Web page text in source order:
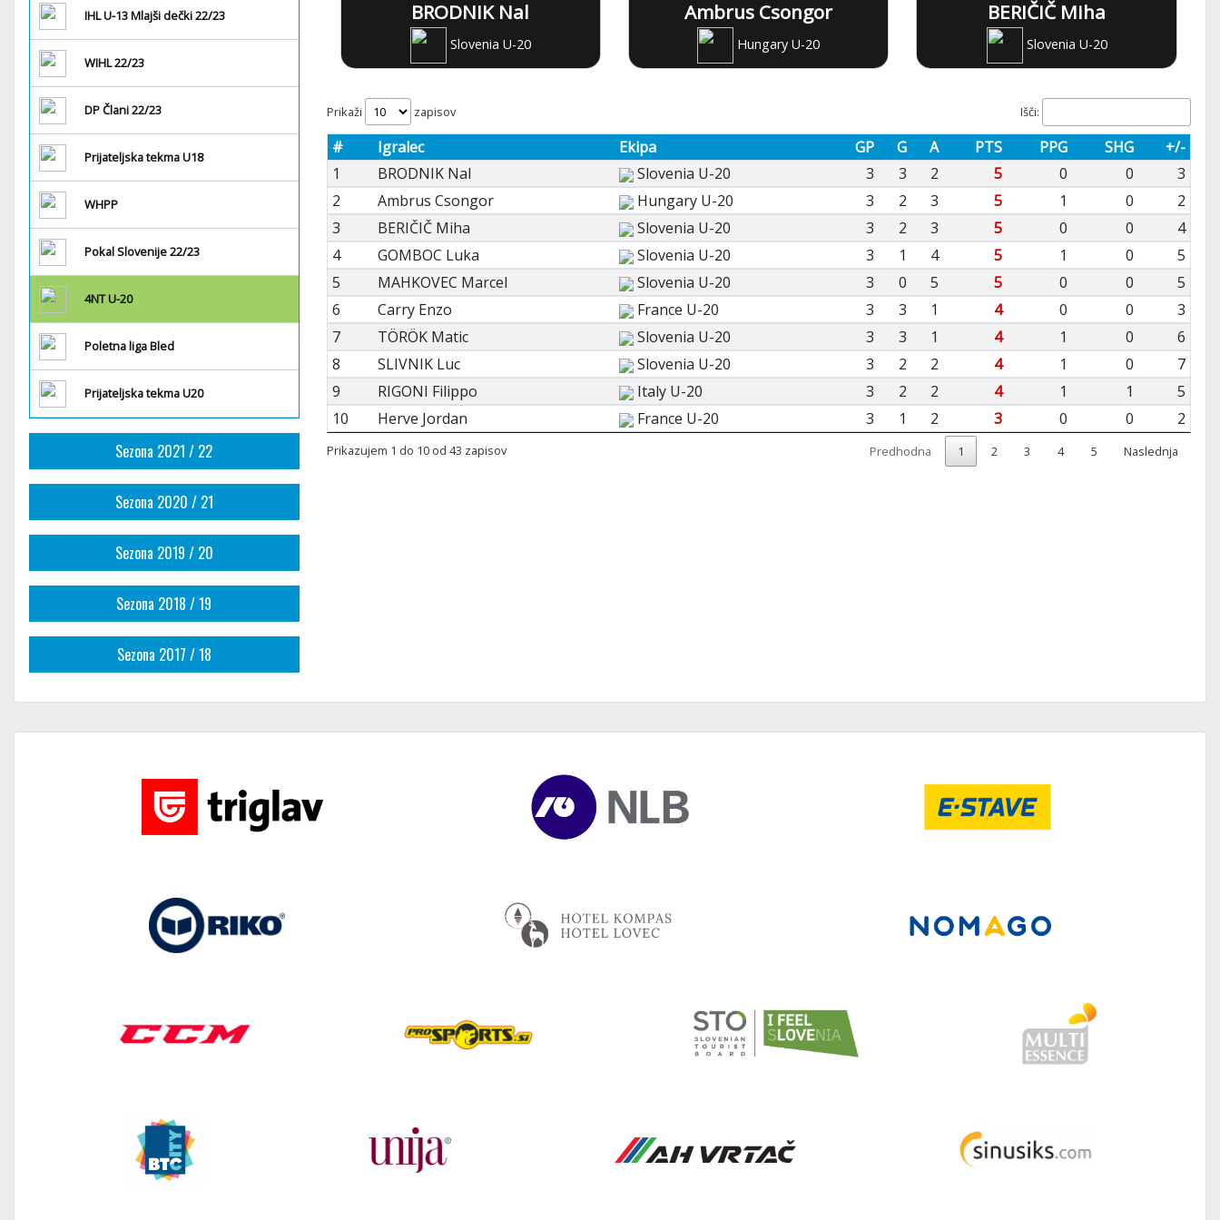
IHL U-13 Mlajši dečki 22/23
WIHL 22/23
DP Člani 22/23
Prijateljska tekma U18
WHPP
Pokal Slovenije 22/23
4NT U-20
Poletna liga Bled
Prijateljska tekma U20
Sezona 2021 / 22
Sezona 2020 / 21
Sezona 2019 / 20
Sezona 2018 / 19
Sezona 2017 / 18
BRODNIK Nal
Slovenia U-20
Ambrus Csongor
Hungary U-20
BERIČIČ Miha
Slovenia U-20
Prikaži zapisov Išči:
# Igralec Ekipa GP G A PTS PPG SHG
+/-
1
BRODNIK Nal Slovenia U-20 3 3 2 5 0 0
3
2
Ambrus Csongor Hungary U-20 3 2 3 5 1 0
2
3
BERIČIČ Miha Slovenia U-20 3 2 3 5 0 0
4
4
GOMBOC Luka Slovenia U-20 3 1 4 5 1 0
5
5
MAHKOVEC Marcel Slovenia U-20 3 0 5 5 0 0
5
6
Carry Enzo France U-20 3 3 1 4 0 0
3
7
TÖRÖK Matic Slovenia U-20 3 3 1 4 1 0
6
8
SLIVNIK Luc Slovenia U-20 3 2 2 4 1 0
7
9
RIGONI Filippo Italy U-20 3 2 2 4 1 1
5
10
Herve Jordan France U-20 3 1 2 3 0 0 2
Prikazujem 1 do 10 od 43 zapisov Predhodna 1 2 3 4 5 Naslednja